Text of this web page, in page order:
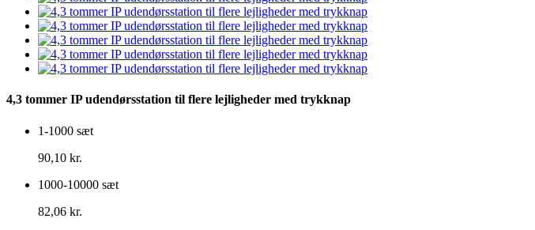
4,3 tommer IP udendørsstation til flere lejligheder med trykknap
1-1000 sæt
90,10 kr.
1000-10000 sæt
82,06 kr.